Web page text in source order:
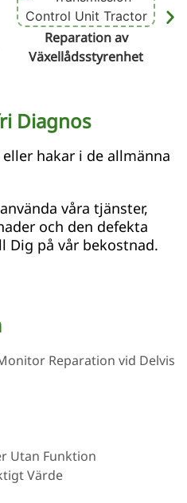
Reparation av
Växellådsstyrenhet
Diagnos
hakar i de allmänna
våra tjänster,
och den defekta
Dig på vår bekostnad.
Reparation vid Delvis
Utan Funktion
Värde